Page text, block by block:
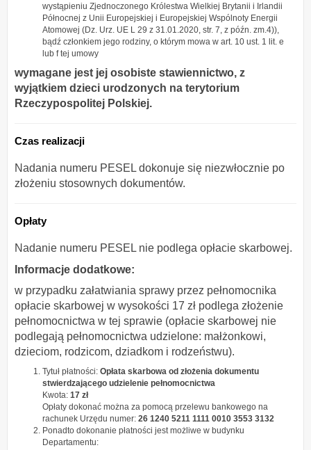
wystąpieniu Zjednoczonego Królestwa Wielkiej Brytanii i Irlandii
Północnej z Unii Europejskiej i Europejskiej Wspólnoty Energii
Atomowej (Dz. Urz. UE L 29 z 31.01.2020, str. 7, z późn. zm.4)),
bądź członkiem jego rodziny, o którym mowa w art. 10 ust. 1 lit. e
lub f tej umowy
wymagane jest jej osobiste stawiennictwo, z
wyjątkiem dzieci urodzonych na terytorium
Rzeczypospolitej Polskiej.
Czas realizacji
Nadania numeru PESEL dokonuje się niezwłocznie po
złożeniu stosownych dokumentów.
Opłaty
Nadanie numeru PESEL nie podlega opłacie skarbowej.
Informacje dodatkowe:
w przypadku załatwiania sprawy przez pełnomocnika
opłacie skarbowej w wysokości 17 zł podlega złożenie
pełnomocnictwa w tej sprawie (opłacie skarbowej nie
podlegają pełnomocnictwa udzielone: małżonkowi,
dzieciom, rodzicom, dziadkom i rodzeństwu).
Tytuł płatności: Opłata skarbowa od złożenia dokumentu
stwierdzającego udzielenie pełnomocnictwa
Kwota: 17 zł
Opłaty dokonać można za pomocą przelewu bankowego na
rachunek Urzędu numer: 26 1240 5211 1111 0010 3553 3132
Ponadto dokonanie płatności jest możliwe w budynku
Departamentu: